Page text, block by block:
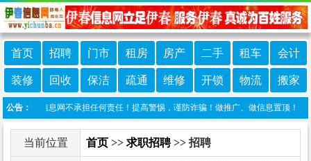
首页 招聘 门市 租房 房产 二手 租车 会计
装修 回收 保洁 疏通 维修 开锁 物流 搬家
公告：
，伊春信息网不承担任何责任！提高警惕，谨防诈骗！做推广、做信息置顶！请加
当前位置 首页 >> 求职招聘>> 招聘